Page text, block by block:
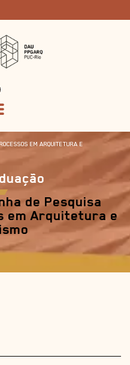
EM ARQUITETURA E
de Pesquisa
em Arquitetura e